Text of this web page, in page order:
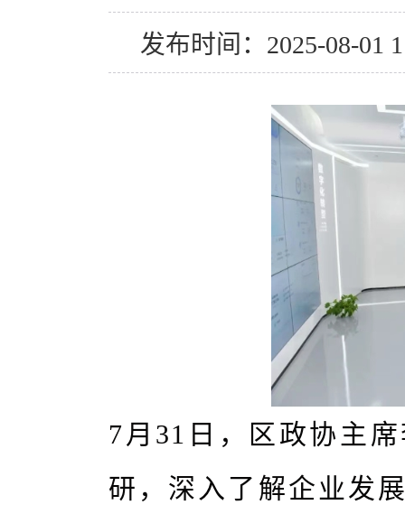
发布时间：2025-08-01
7月31日，区政协主
研，深入了解企业发